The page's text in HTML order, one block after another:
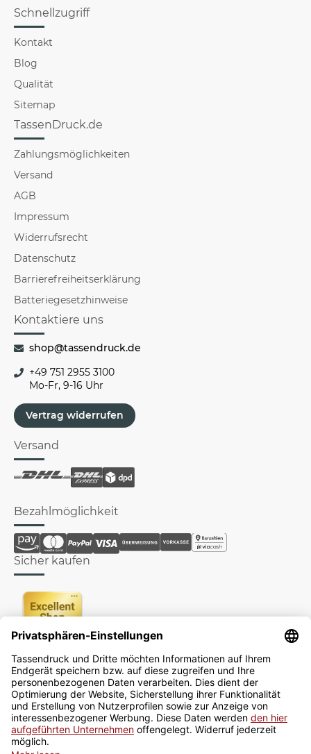
Schnellzugriff
Kontakt
Blog
Qualität
Sitemap
TassenDruck.de
Zahlungsmöglichkeiten
Versand
AGB
Impressum
Widerrufsrecht
Datenschutz
Barrierefreiheitserklärung
Batteriegesetzhinweise
Kontaktiere uns
shop@tassendruck.de
+49 751 2955 3100
Mo-Fr, 9-16 Uhr
Vertrag widerrufen
Versand
Bezahlmöglichkeit
Sicher kaufen
Newsletter